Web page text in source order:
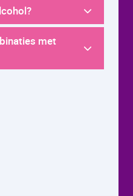
met